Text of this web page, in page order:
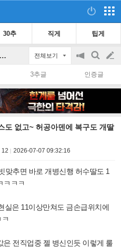
30추 직게 팁게
로스트아크 인벤 블레이드 게시판 전체보기
공
on/off
검
색
글
쓰
3추글 인증글
도 없고~ 허공아덴에 복구도 개딸
12 2026-07-07 09:32:16
맞추면 바로 개병신행 허수딸도 1
ㅋㅋㅋ
실은 11이상만쳐도 금손급위치에
전직업중 젤 병신인듯 이렇게 룰